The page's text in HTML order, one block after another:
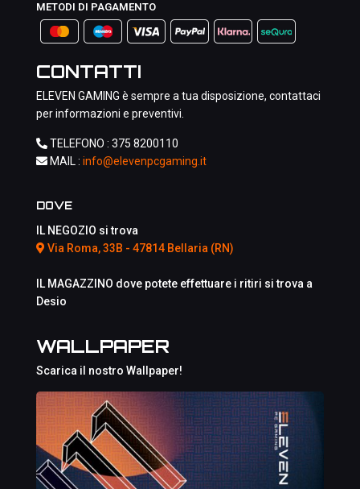
METODI DI PAGAMENTO
CONTATTI
ELEVEN GAMING è sempre a tua disposizione, contattaci
per informazioni e preventivi.
TELEFONO : 375 8200110
MAIL : info@elevenpcgaming.it
DOVE
IL NEGOZIO si trova
Via Roma, 33B - 47814 Bellaria (RN)
IL MAGAZZINO dove potete effettuare i ritiri si trova a
Desio
WALLPAPER
Scarica il nostro Wallpaper!